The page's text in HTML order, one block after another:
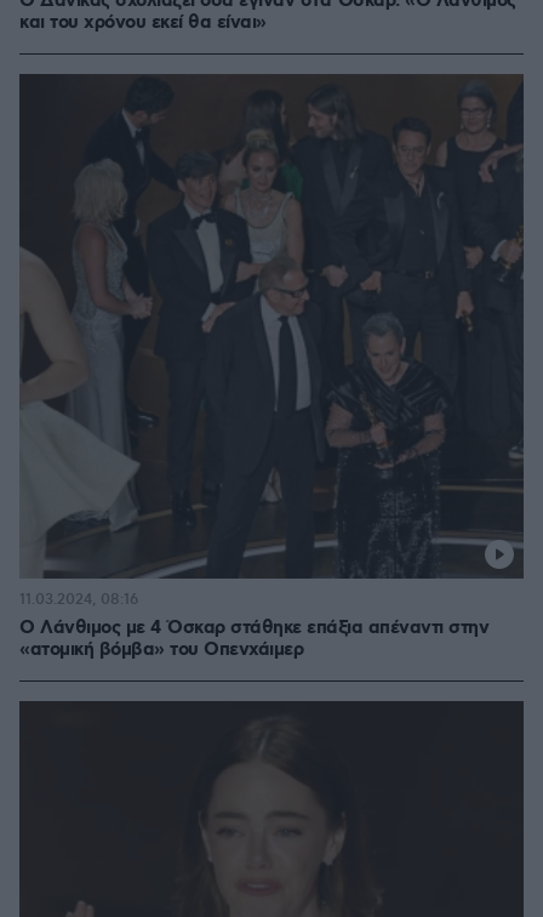
και του χρόνου εκεί θα είναι»
Ο Λάνθιμος με 4 Όσκαρ στάθηκε επάξια απέναντι στην
«ατομική βόμβα» του Οπενχάιμερ
11.03.2024, 08:16